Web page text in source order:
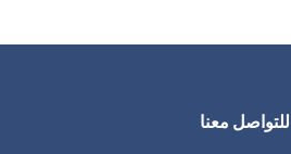
للتواصل معنا